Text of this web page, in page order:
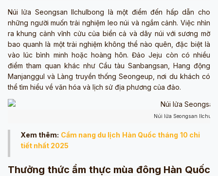
Núi lửa Seongsan Ilchulbong là một điểm đến hấp dẫn cho
những người muốn trải nghiệm leo núi và ngắm cảnh. Việc nhìn
ra khung cảnh vĩnh cửu của biển cả và dãy núi với sương mờ
bao quanh là một trải nghiệm không thể nào quên, đặc biệt là
vào lúc bình minh hoặc hoàng hôn. Đảo Jeju còn có nhiều
điểm tham quan khác như Cầu tàu Sanbangsan, Hang động
Manjanggul và Làng truyền thống Seongeup, nơi du khách có
thể tìm hiểu về văn hóa và lịch sử địa phương của đảo.
Núi lửa Seongsan
Xem thêm: Cẩm nang du lịch Hàn Quốc tháng 10 chi
tiết nhất 2025
Thưởng thức ẩm thực mùa đông Hàn Quốc